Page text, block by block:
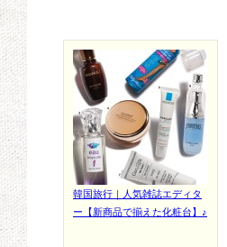
韓国旅行｜人気雑誌エディタ
ー【新商品で揃えた化粧台】♪